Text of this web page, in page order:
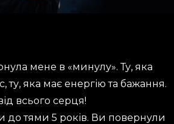
мене в «минулу». Ту, яка
ту, яка має енергію та бажання.
всього серця!
до тями 5 років. Ви повернули